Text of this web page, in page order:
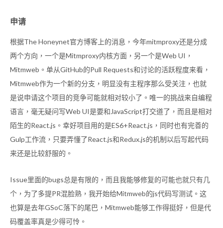
申请
根据The Honeynet官方博客上的消息，今年mitmproxy还是分成
两个方向，一个是Mitmproxy内核方面，另一个是Web UI，
Mitmweb。单从GitHub的Pull Requests和讨论的活跃程度来看，
Mitmweb作为一个新的分支，明显没有主程序那么受关注，也就
是说申请这个项目的竞争可能就相对较小了。唯一的挑战来自编程
语言，毫无疑问写Web UI是要和JavaScript打交道了，而且是相对
陌生的React.js。幸好项目用的是ES6+React.js，同时也有完善的
Gulp工作流，只要弄懂了React.js和Redux.js的机制以后写起代码
来还是比较舒服的。
Issue里面的bugs总是有限的，而且我能够修复的可能也就只有几
个，为了多提PR混脸熟，我开始给Mitmweb的js代码写测试。这
也算是去年GSoC落下的尾巴，Mitmweb能够工作得挺好，但是代
码覆盖率真是少得可怜。